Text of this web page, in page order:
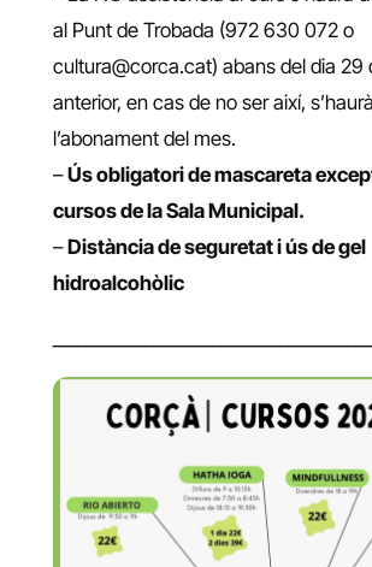
al Punt de Trobada (972 630 072 o
cultura@corca.cat) abans del dia 29
anterior, en cas de no ser així,
l’abonament del mes.
–Ús obligatori de mascareta
cursos de la Sala Municipal.
–Distància de seguretat i ús de gel
hidroalcohòlic